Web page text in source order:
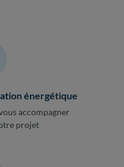
énergétique
accompagner
projet